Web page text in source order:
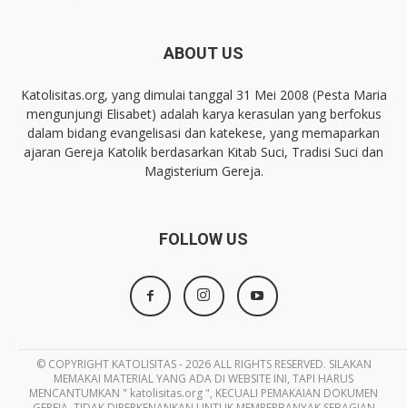
ABOUT US
Katolisitas.org, yang dimulai tanggal 31 Mei 2008 (Pesta Maria
mengunjungi Elisabet) adalah karya kerasulan yang berfokus
dalam bidang evangelisasi dan katekese, yang memaparkan
ajaran Gereja Katolik berdasarkan Kitab Suci, Tradisi Suci dan
Magisterium Gereja.
FOLLOW US
© COPYRIGHT KATOLISITAS - 2026 ALL RIGHTS RESERVED. SILAKAN
MEMAKAI MATERIAL YANG ADA DI WEBSITE INI, TAPI HARUS
MENCANTUMKAN " katolisitas.org ", KECUALI PEMAKAIAN DOKUMEN